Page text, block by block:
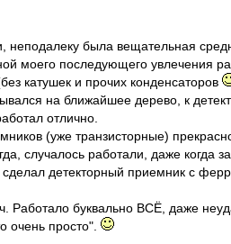
неподалеку была вещательная
моего последующего увлечения
катушек и прочих конденсаторов
на ближайшее дерево, к
отлично.
(уже транзисторные)
случалось работали, даже когда
сделал детекторный приемник с
Работало буквально ВСЁ, даже
очень просто".